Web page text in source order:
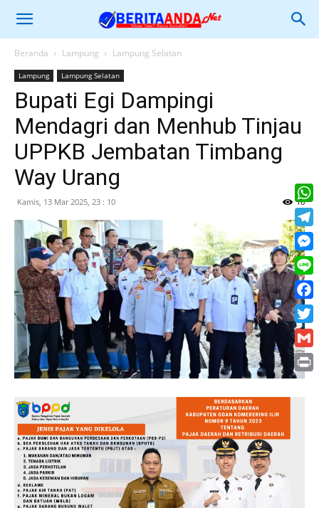
Beranda Lampung Lampung Selatan
Lampung Lampung Selatan
Bupati Egi Dampingi
Mendagri dan Menhub Tinjau
UPPKB Jembatan Timbang
Way Urang
Kamis, 13 Mar 2025, 23 : 10 16
Line
Print